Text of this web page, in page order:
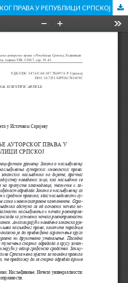
ПРАВА У РЕПУБЛИЦИ СРПСКОЈ